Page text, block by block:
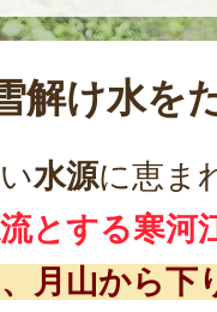
解け水を
水源に恵ま
とする寒河
、月山から